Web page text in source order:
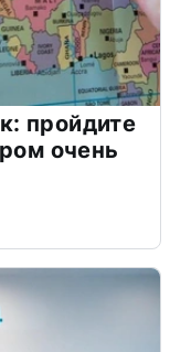
пройдите
очень